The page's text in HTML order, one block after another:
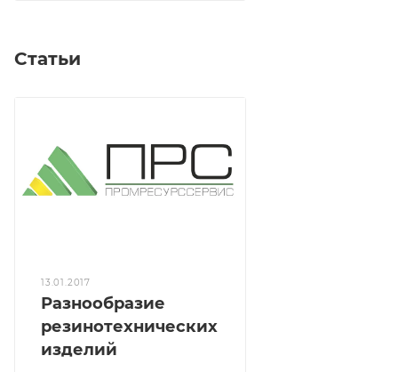
Статьи
13.01.2017
Разнообразие
резинотехнических
изделий